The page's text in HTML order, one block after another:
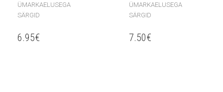
ÜMARKAELUSEGA
SÄRGID
6.95€
ÜMARKAELUSEGA
SÄRGID
7.50€